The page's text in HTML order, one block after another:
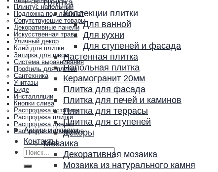
Плинтус напольный
Подложка под ламинат
Сопутствующие товары
Декоративные панели
Искусственная трава
Уличный декор
Клей для плитки
Затирка для швов
Система выравнивания
Профиль для плитки
Сантехника
Унитазы
Биде
Инсталляции
Кнопки слива
Распродажа остатков
Распродажа плитки
Распродажа дверей
Распродажа плинтусов
Акции и скидки
Контакты
Искать:
Плитка
Коллекции плитки
Для ванной
Для кухни
Для ступеней и фасада
Настенная плитка
Напольная плитка
Керамогранит 20мм
Плитка для фасада
Плитка для печей и каминов
Плитка для террасы
Плитка для ступеней
Декоры
Мозаика
Декоративная мозаика
Мозаика из натурального камня